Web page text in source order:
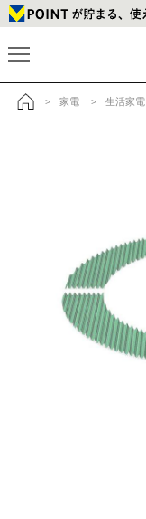
> 家電 > 生活家電